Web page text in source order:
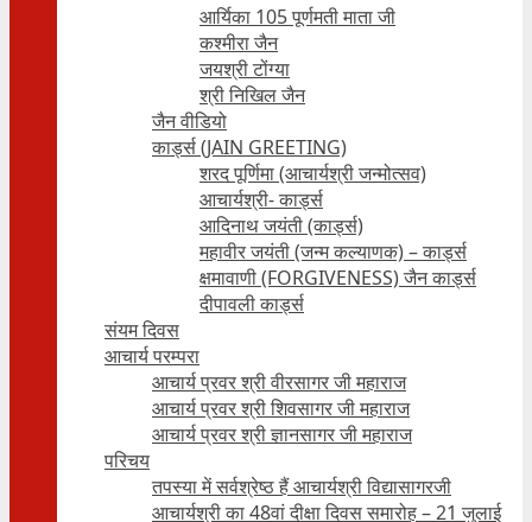
आर्यिका 105 पूर्णमती माता जी
कश्मीरा जैन
जयश्री टोंग्या
श्री निखिल जैन
जैन वीडियो
कार्ड्स (JAIN GREETING)
शरद पूर्णिमा (आचार्यश्री जन्मोत्सव)
आचार्यश्री- कार्ड्स
आदिनाथ जयंती (कार्ड्स)
महावीर जयंती (जन्म कल्याणक) – कार्ड्स
क्षमावाणी (FORGIVENESS) जैन कार्ड्स
दीपावली कार्ड्स
संयम दिवस
आचार्य परम्परा
आचार्य प्रवर श्री वीरसागर जी महाराज
आचार्य प्रवर श्री शिवसागर जी महाराज
आचार्य प्रवर श्री ज्ञानसागर जी महाराज
परिचय
तपस्या में सर्वश्रेष्ठ हैं आचार्यश्री विद्यासागरजी
आचार्यश्री का 48वां दीक्षा दिवस समारोह – 21 जुलाई